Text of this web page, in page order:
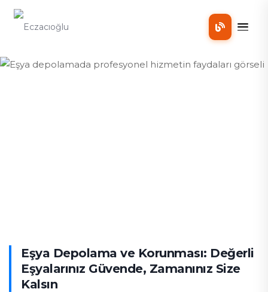
Mobil
Eşya Depolama ve Korunması: Değerli
Eşyalarınız Güvende, Zamanınız Size
Kalsın